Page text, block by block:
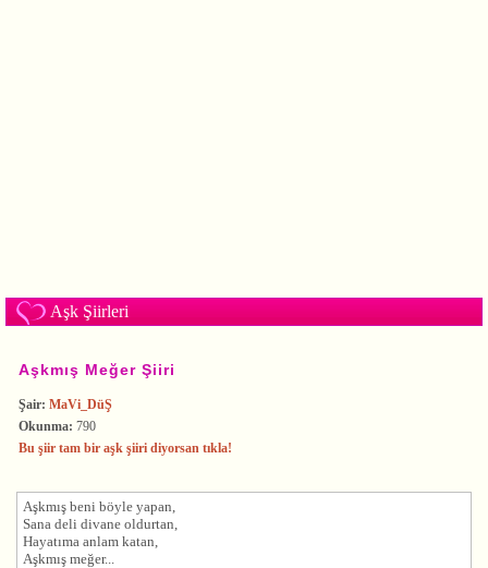
Aşk Şiirleri
Aşkmış Meğer Şiiri
Şair: MaVi_DüŞ
Okunma: 790
Bu şiir tam bir aşk şiiri diyorsan tıkla!
Aşkmış beni böyle yapan,
Sana deli divane oldurtan,
Hayatıma anlam katan,
Aşkmış meğer...